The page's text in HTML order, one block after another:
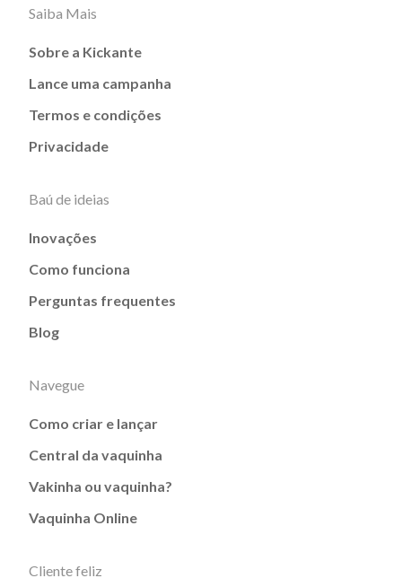
Saiba Mais
Sobre a Kickante
Lance uma campanha
Termos e condições
Privacidade
Baú de ideias
Inovações
Como funciona
Perguntas frequentes
Blog
Navegue
Como criar e lançar
Central da vaquinha
Vakinha ou vaquinha?
Vaquinha Online
Cliente feliz